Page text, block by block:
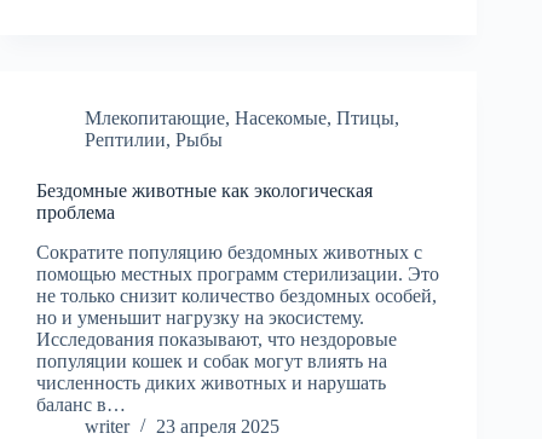
Млекопитающие, Насекомые, Птицы,
Рептилии, Рыбы
Бездомные животные как экологическая
проблема
Сократите популяцию бездомных животных с
помощью местных программ стерилизации. Это
не только снизит количество бездомных особей,
но и уменьшит нагрузку на экосистему.
Исследования показывают, что нездоровые
популяции кошек и собак могут влиять на
численность диких животных и нарушать
баланс в…
writer
23 апреля 2025